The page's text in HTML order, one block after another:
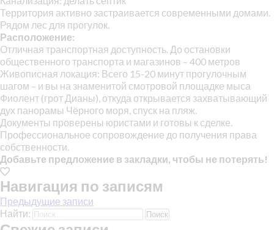
Территория активно застраивается современными домами.
Рядом лес для прогулок.
Расположение:
Отличная транспортная доступность. До остановки
общественного транспорта и магазинов – 400 метров
Живописная локация: Всего 15-20 минут прогулочным
шагом – и вы на знаменитой смотровой площадке мыса
Фиолент (грот Дианы), откуда открывается захватывающий
дух панорамы Чёрного моря, спуск на пляж.
Документы проверены юристами и готовы к сделке.
Профессиональное сопровождение до получения права
собственности.
Добавьте предложение в закладки, чтобы не потерять!
Навигация по записям
Предыдущие записи
Найти: